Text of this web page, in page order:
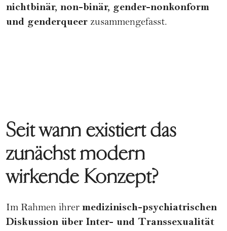
nichtbinär, non-binär, gender-nonkonform
und genderqueer zusammengefasst.
Seit wann existiert das
zunächst modern
wirkende Konzept?
Im Rahmen ihrer medizinisch-psychiatrischen
Diskussion über Inter- und Transsexualität